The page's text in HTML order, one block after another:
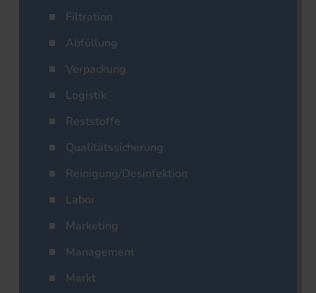
Filtration
Abfüllung
Verpackung
Logistik
Reststoffe
Qualitätssicherung
Reinigung/Desinfektion
Labor
Marketing
Management
Markt